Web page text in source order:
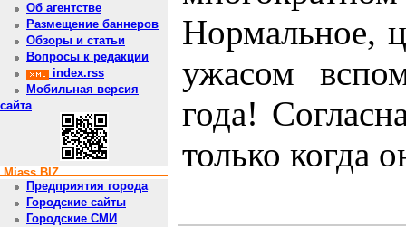
Об агентстве
Размещение баннеров
Обзоры и статьи
Вопросы к редакции
index.rss
Мобильная версия
сайта
Miass.BIZ
Предприятия города
Городские сайты
Городские СМИ
Нормальное,
ужасом
года!
только когда